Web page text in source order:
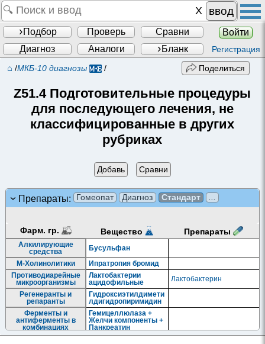
ввод
Подбор Проверь Сравни
Войти
Диагноз
Аналоги Бланк Регистрация
⌂ /МКБ-10 диагнозы / Поделиться
Z51.4 Подготовительные процедуры
для последующего лечения, не
классифицированные в других
рубриках
Добавь Сравни
Препараты: Гомеопат Диагноз Стандарт
Фарм. гр. Вещество Препараты
Алкилирующие
средства
Бусульфан
М-Холинолитики
Ипратропия бромид
Противодиарейные
микроорганизмы
Лактобактерии
ацидофильные
Лактобактерин
Регенеранты и
репаранты
Гидроксиэтилдимети
лдигидропиримидин
Ферменты и
антиферменты в
комбинациях
Гемицеллюлаза +
Желчи компоненты +
Панкреатин